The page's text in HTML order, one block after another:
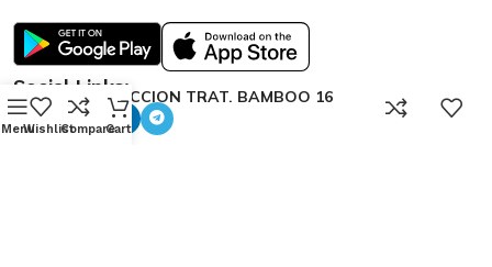
Social Links:ATRACCION TRAT. BAMBOO 16
OZ
MenuWishlistCompare
0
Cart